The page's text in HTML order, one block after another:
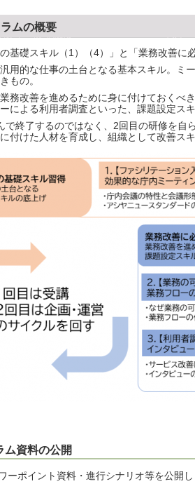
ムの概要
の基礎スキル（1）（4）」と「業務改善に
用的な仕事の土台となる基本スキル。ミ
もの。
務改善を進めるために身に付けておくべ
による利用者調査といった、課題設定ス
で終了するのではなく、2回目の研修を自
付けた人材を育成し、組織として改善ス
ム資料の公開
ーポイント資料・進行シナリオ等を公開し